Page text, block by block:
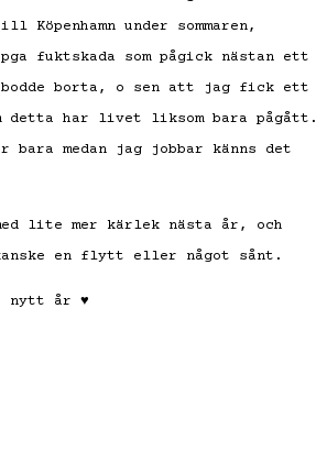
under sommaren,
pga fuktskada som pågick nästan ett
bodde borta, o sen att jag fick ett
detta har livet liksom bara pågått.
bara medan jag jobbar känns det
lite mer kärlek nästa år, och
en flytt eller något sånt.
nytt år ♥